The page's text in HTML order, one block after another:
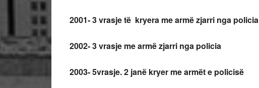
2001- 3 vrasje të kryera me armë zjarri nga policia
2002- 3 vrasje me armë zjarri nga policia
2003- 5vrasje. 2 janë kryer me armët e policisë